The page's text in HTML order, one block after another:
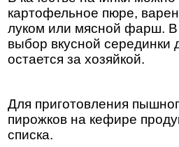
картофельное пюре,
луком или мясной фарш.
выбор вкусной серединки
остается за хозяйкой.
Для приготовления
пирожков на кефире
списка.